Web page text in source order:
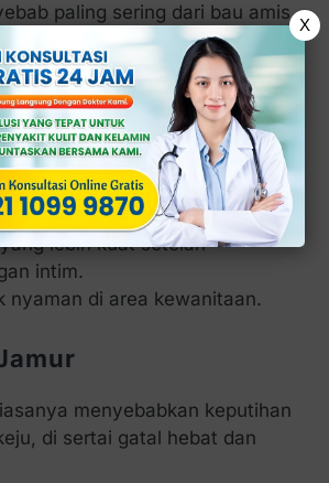
paling sering dari bau amis
ketidakseimbangan bakteri
jahat di dalam vagina.
berwarna putih keabu-abuan.
lebih kuat setelah
intim.
nyaman di area kewanitaan.
menyebabkan keputihan
di sertai gatal hebat dan
X